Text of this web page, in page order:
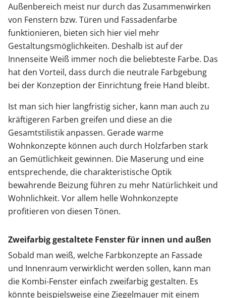
Außenbereich meist nur durch das Zusammenwirken
von Fenstern bzw. Türen und Fassadenfarbe
funktionieren, bieten sich hier viel mehr
Gestaltungsmöglichkeiten. Deshalb ist auf der
Innenseite Weiß immer noch die beliebteste Farbe. Das
hat den Vorteil, dass durch die neutrale Farbgebung
bei der Konzeption der Einrichtung freie Hand bleibt.
Ist man sich hier langfristig sicher, kann man auch zu
kräftigeren Farben greifen und diese an die
Gesamtstilistik anpassen. Gerade warme
Wohnkonzepte können auch durch Holzfarben stark
an Gemütlichkeit gewinnen. Die Maserung und eine
entsprechende, die charakteristische Optik
bewahrende Beizung führen zu mehr Natürlichkeit und
Wohnlichkeit. Vor allem helle Wohnkonzepte
profitieren von diesen Tönen.
Zweifarbig gestaltete Fenster für innen und außen
Sobald man weiß, welche Farbkonzepte an Fassade
und Innenraum verwirklicht werden sollen, kann man
die Kombi-Fenster einfach zweifarbig gestalten. Es
könnte beispielsweise eine Ziegelmauer mit einem